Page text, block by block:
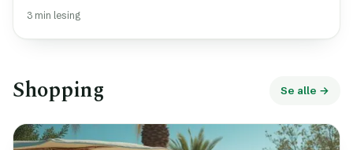
3 min lesing
Shopping Se alle →